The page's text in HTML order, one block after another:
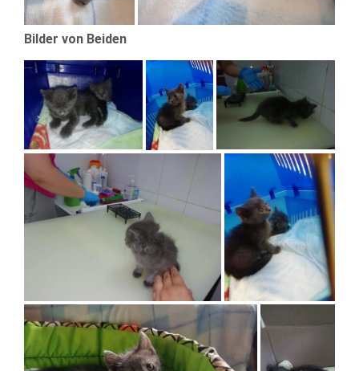
Bilder von Beiden